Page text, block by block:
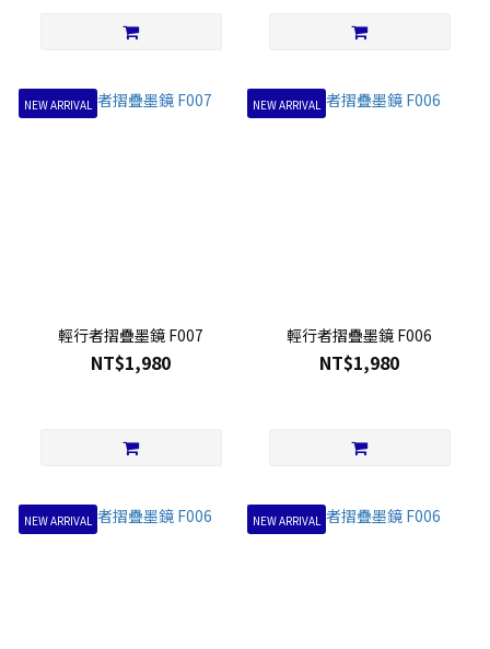
NEW ARRIVAL
輕行者摺疊墨鏡 F007
NT$1,980
NEW ARRIVAL
輕行者摺疊墨鏡 F006
NT$1,980
NEW ARRIVAL NEW ARRIVAL